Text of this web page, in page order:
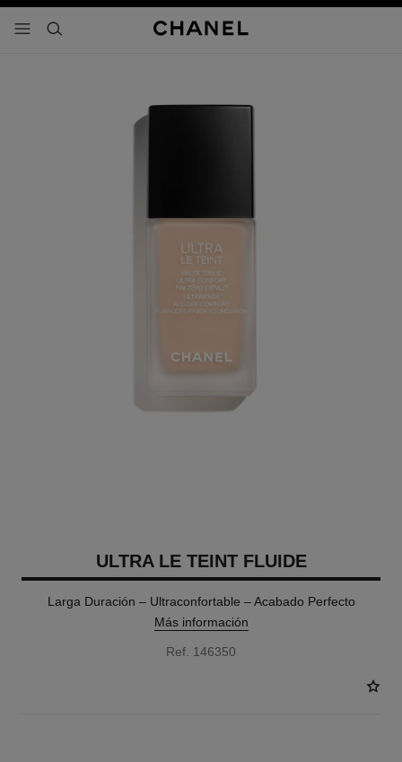
- navegación principal
buscar
ULTRA LE TEINT FLUIDE
Larga Duración – Ultraconfortable – Acabado Perfecto
Más información
Ref. 146350